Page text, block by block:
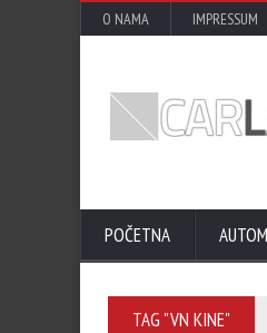
O NAMA IMPRESSUM
POČETNA
TAG "VN KINE"